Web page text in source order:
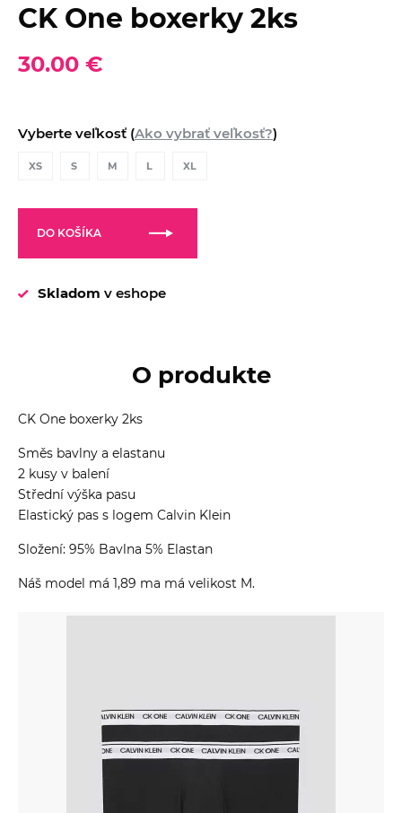
CK One boxerky 2ks
30.00 €
Vyberte veľkosť (Ako vybrať veľkosť?)
XS S M L XL
DO KOŠÍKA
Skladom v eshope
O produkte
CK One boxerky 2ks
Směs bavlny a elastanu
2 kusy v balení
Střední výška pasu
Elastický pas s logem Calvin Klein
Složení: 95% Bavlna 5% Elastan
Náš model má 1,89 ma má velikost M.